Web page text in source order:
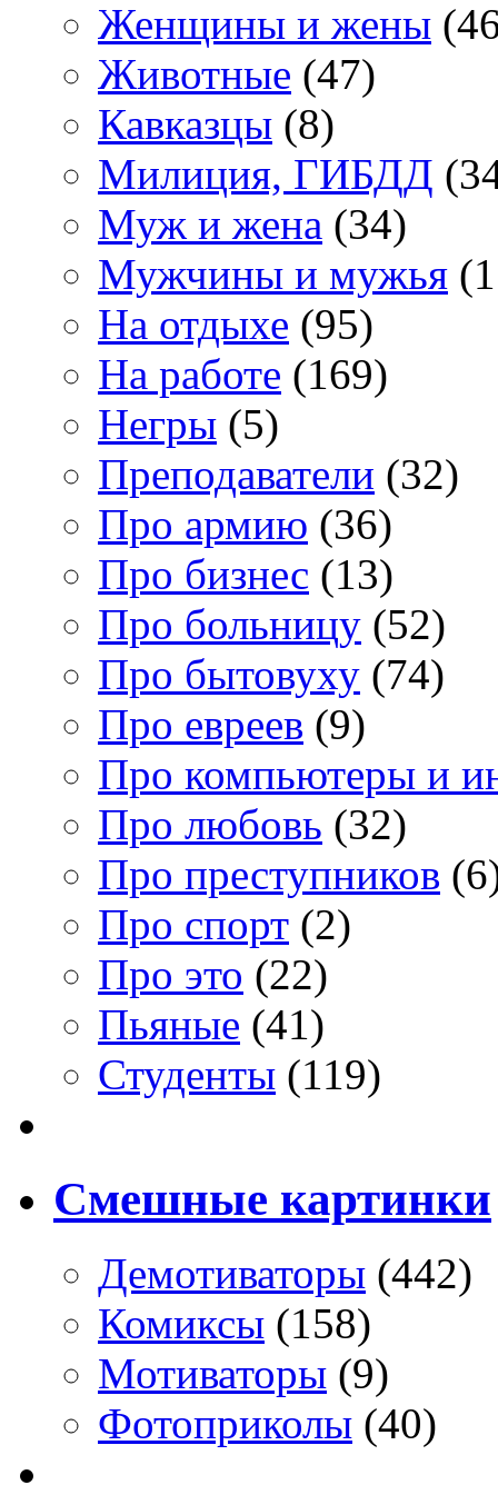
Женщины и жены
Животные (47)
Кавказцы (8)
Милиция, ГИБДД
Муж и жена (34)
Мужчины и мужья
На отдыхе (95)
На работе (169)
Негры (5)
Преподаватели (32)
Про армию (36)
Про бизнес (13)
Про больницу (52)
Про бытовуху (74)
Про евреев (9)
Про компьютеры и
Про любовь (32)
Про преступников
Про спорт (2)
Про это (22)
Пьяные (41)
Студенты (119)
Смешные картинки
Демотиваторы (442)
Комиксы (158)
Мотиваторы (9)
Фотоприколы (40)